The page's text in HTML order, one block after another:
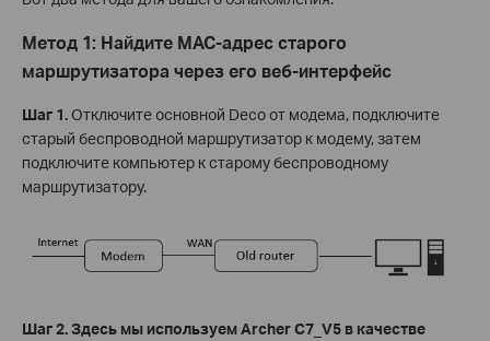
Метод 1: Найдите MAC-адрес старого
маршрутизатора через его веб-интерфейс
Шаг 1.Отключите основной Deco от модема, подключите
старый беспроводной маршрутизатор к модему, затем
подключите компьютер к старому беспроводному
маршрутизатору.
Шаг 2. Здесь мы используем Archer C7_V5 в качестве